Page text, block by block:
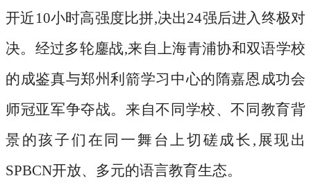
开近10小时高强度比拼,决出24强后进入终极对
决。经过多轮鏖战,来自上海青浦协和双语学校
的成鉴真与郑州利箭学习中心的隋嘉恩成功会
师冠亚军争夺战。来自不同学校、不同教育背
景的孩子们在同一舞台上切磋成长,展现出
SPBCN开放、多元的语言教育生态。